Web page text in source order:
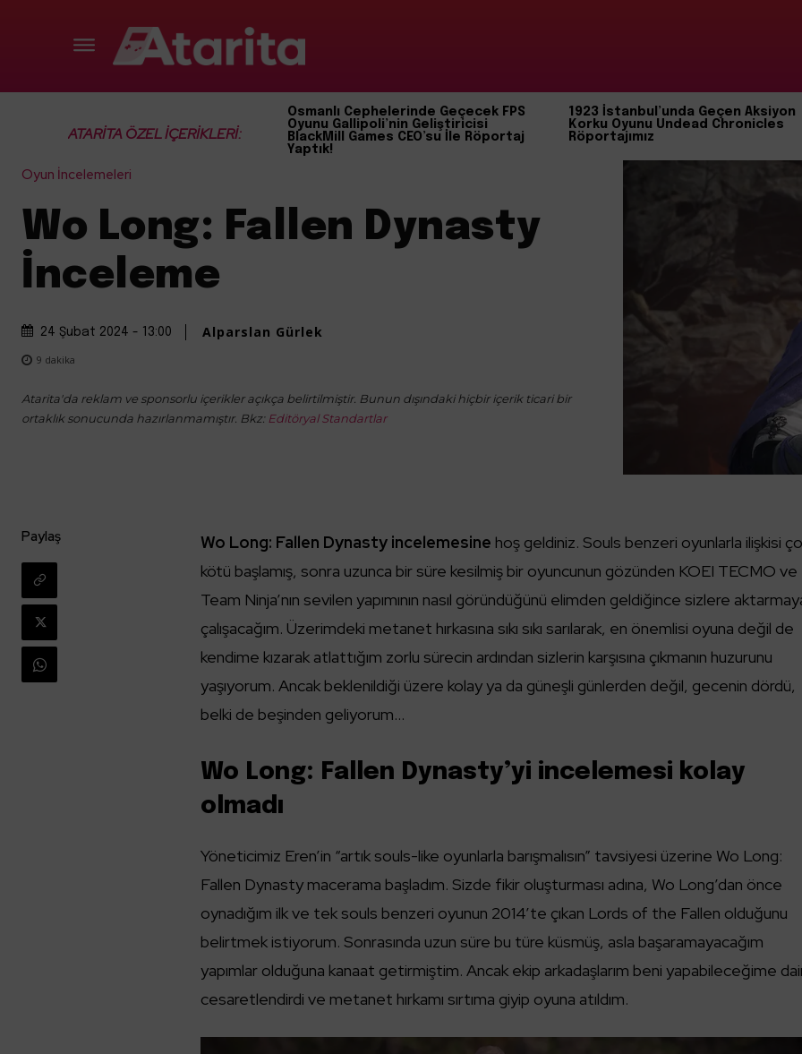
ATARİTA ÖZEL İÇERİKLERİ:
Osmanlı Cephelerinde Geçecek FPS
Oyunu Gallipoli’nin Geliştiricisi
BlackMill Games CEO’su İle Röportaj
Yaptık!
1923 İstanbul’unda Geçen Aksiyon
Korku Oyunu Undead Chronicles
Röportajımız
Oyun İncelemeleri
Wo Long: Fallen Dynasty
İnceleme
24 Şubat 2024 - 13:00 Alparslan Gürlek
9 dakika
Atarita'da reklam ve sponsorlu içerikler açıkça belirtilmiştir. Bunun dışındaki hiçbir içerik ticari bir
ortaklık sonucunda hazırlanmamıştır. Bkz: Editöryal Standartlar
Paylaş Wo Long: Fallen Dynasty incelemesine hoş geldiniz. Souls benzeri oyunlarla ilişkisi
kötü başlamış, sonra uzunca bir süre kesilmiş bir oyuncunun gözünden KOEI TECMO ve
Team Ninja’nın sevilen yapımının nasıl göründüğünü elimden geldiğince sizlere
çalışacağım. Üzerimdeki metanet hırkasına sıkı sıkı sarılarak, en önemlisi oyuna değil de
kendime kızarak atlattığım zorlu sürecin ardından sizlerin karşısına çıkmanın huzurunu
yaşıyorum. Ancak beklenildiği üzere kolay ya da güneşli günlerden değil, gecenin dördü,
belki de beşinden geliyorum…
Wo Long: Fallen Dynasty’yi incelemesi kolay
olmadı
Yöneticimiz Eren’in “artık souls-like oyunlarla barışmalısın” tavsiyesi üzerine Wo Long:
Fallen Dynasty macerama başladım. Sizde fikir oluşturması adına, Wo Long’dan önce
oynadığım ilk ve tek souls benzeri oyunun 2014’te çıkan Lords of the Fallen olduğunu
belirtmek istiyorum. Sonrasında uzun süre bu türe küsmüş, asla başaramayacağım
yapımlar olduğuna kanaat getirmiştim. Ancak ekip arkadaşlarım beni yapabileceğime
cesaretlendirdi ve metanet hırkamı sırtıma giyip oyuna atıldım.